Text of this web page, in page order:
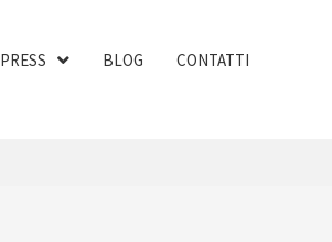
PRESS BLOG CONTATTI